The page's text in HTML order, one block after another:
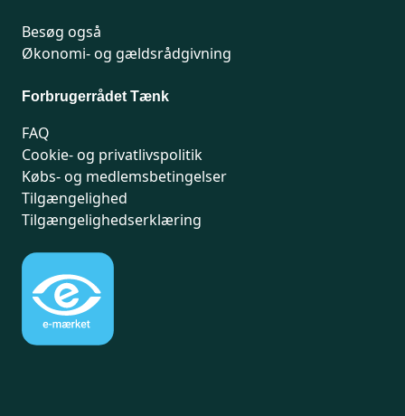
Besøg også
Økonomi- og gældsrådgivning
Forbrugerrådet Tænk
FAQ
Cookie- og privatlivspolitik
Købs- og medlemsbetingelser
Tilgængelighed
Tilgængelighedserklæring